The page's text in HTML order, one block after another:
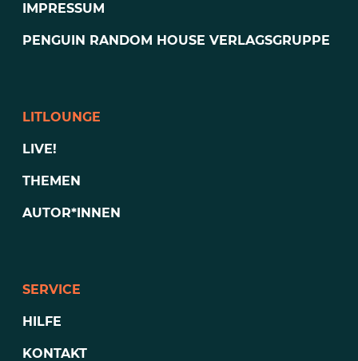
IMPRESSUM
PENGUIN RANDOM HOUSE VERLAGSGRUPPE
LITLOUNGE
LIVE!
THEMEN
AUTOR*INNEN
SERVICE
HILFE
KONTAKT